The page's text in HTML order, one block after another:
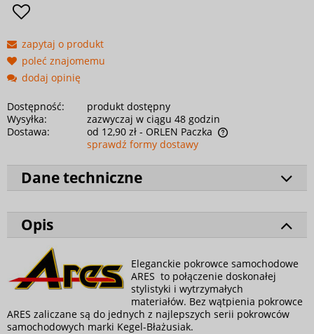
zapytaj o produkt
poleć znajomemu
dodaj opinię
Dostępność:
produkt dostępny
Wysyłka:
zazwyczaj w ciągu 48 godzin
Dostawa:
od 12,90 zł - ORLEN Paczka
sprawdź formy dostawy
Dane techniczne
Opis
Eleganckie pokrowce samochodowe
ARES to połączenie doskonałej
stylistyki i wytrzymałych
materiałów. Bez wątpienia pokrowce
ARES zaliczane są do jednych z najlepszych serii pokrowców
samochodowych marki Kegel-Błażusiak.